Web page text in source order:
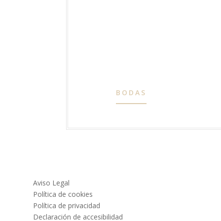
BODAS
Aviso Legal
Política de cookies
Política de privacidad
Declaración de accesibilidad